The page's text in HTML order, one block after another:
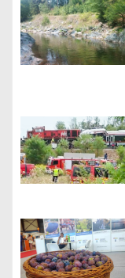
v
i
t
i
o
n